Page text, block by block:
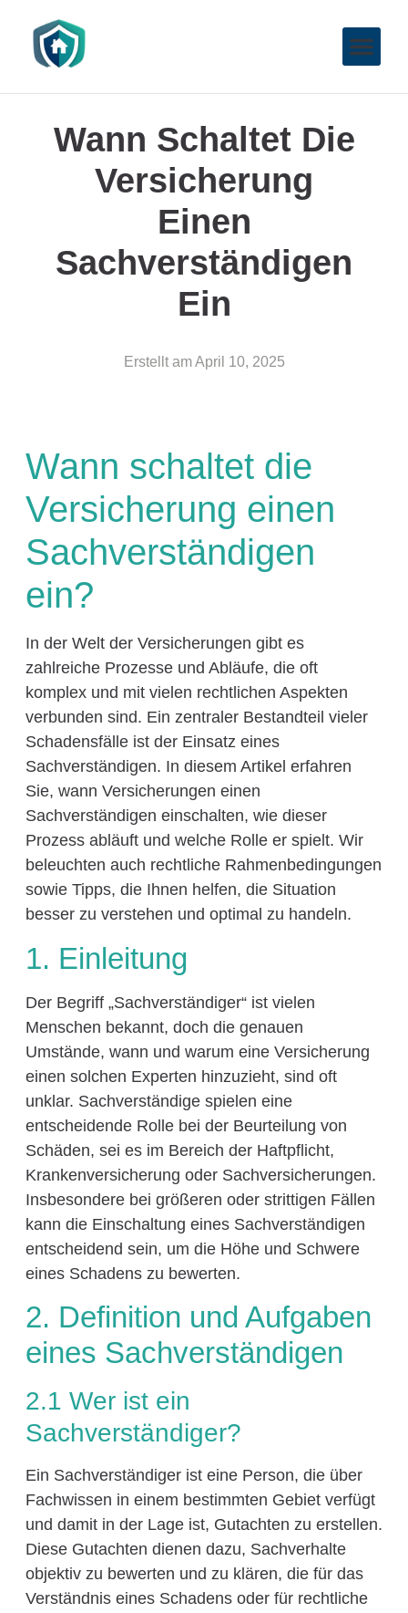
Wann Schaltet Die
Versicherung
Einen
Sachverständigen
Ein
Erstellt am April 10, 2025
Wann schaltet die
Versicherung einen
Sachverständigen
ein?
In der Welt der Versicherungen gibt es
zahlreiche Prozesse und Abläufe, die oft
komplex und mit vielen rechtlichen Aspekten
verbunden sind. Ein zentraler Bestandteil vieler
Schadensfälle ist der Einsatz eines
Sachverständigen. In diesem Artikel erfahren
Sie, wann Versicherungen einen
Sachverständigen einschalten, wie dieser
Prozess abläuft und welche Rolle er spielt. Wir
beleuchten auch rechtliche Rahmenbedingungen
sowie Tipps, die Ihnen helfen, die Situation
besser zu verstehen und optimal zu handeln.
1. Einleitung
Der Begriff „Sachverständiger“ ist vielen
Menschen bekannt, doch die genauen
Umstände, wann und warum eine Versicherung
einen solchen Experten hinzuzieht, sind oft
unklar. Sachverständige spielen eine
entscheidende Rolle bei der Beurteilung von
Schäden, sei es im Bereich der Haftpflicht,
Krankenversicherung oder Sachversicherungen.
Insbesondere bei größeren oder strittigen Fällen
kann die Einschaltung eines Sachverständigen
entscheidend sein, um die Höhe und Schwere
eines Schadens zu bewerten.
2. Definition und Aufgaben
eines Sachverständigen
2.1 Wer ist ein
Sachverständiger?
Ein Sachverständiger ist eine Person, die über
Fachwissen in einem bestimmten Gebiet verfügt
und damit in der Lage ist, Gutachten zu erstellen.
Diese Gutachten dienen dazu, Sachverhalte
objektiv zu bewerten und zu klären, die für das
Verständnis eines Schadens oder für rechtliche